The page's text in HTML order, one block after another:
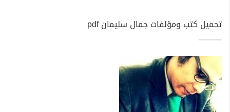
تحميل كتب ومؤلفات جمال سليمان pdf